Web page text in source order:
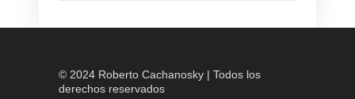
© 2024 Roberto Cachanosky | Todos los
derechos reservados